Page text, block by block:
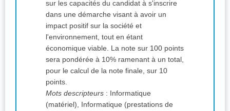
sur les capacités du candidat à s'inscrire
dans une démarche visant à avoir un
impact positif sur la société et
l'environnement, tout en étant
économique viable. La note sur 100 points
sera pondérée à 10% ramenant à un total,
pour le calcul de la note finale, sur 10
points.
Mots descripteurs : Informatique
(matériel), Informatique (prestations de